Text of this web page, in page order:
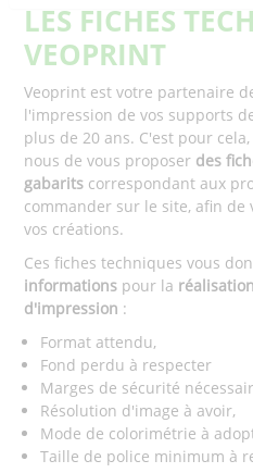
LES FICHES
VEOPRINT
Veoprint est votre partenaire
l'impression de vos supports
plus de 20 ans. C'est pour
nous de vous proposer des
gabarits correspondant aux
commander sur le site, afin de
vos créations.
Ces fiches techniques vous
informations pour la réalisation
d'impression :
Format attendu,
Fond perdu à respecter
Marges de sécurité
Résolution d'image à avoir,
Mode de colorimétrie à
Taille de police minimum à